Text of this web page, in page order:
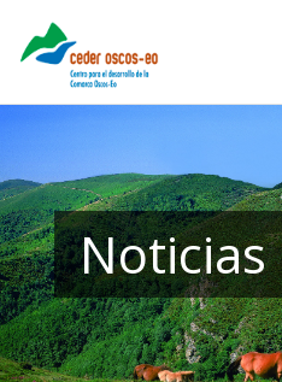
contenido
Noticias